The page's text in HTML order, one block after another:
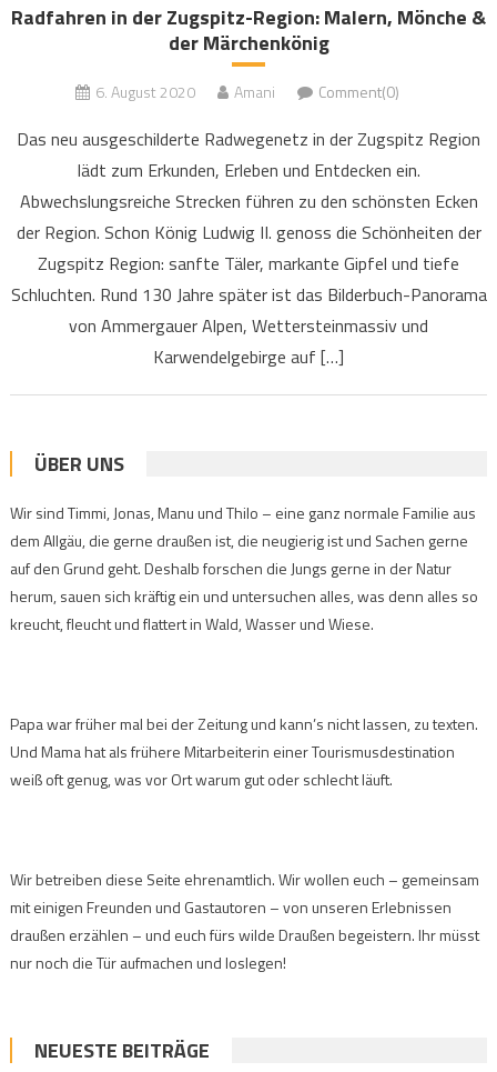
Radfahren in der Zugspitz-Region: Malern, Mönche &
der Märchenkönig
6. August 2020 Amani Comment(0)
Das neu ausgeschilderte Radwegenetz in der Zugspitz Region
lädt zum Erkunden, Erleben und Entdecken ein.
Abwechslungsreiche Strecken führen zu den schönsten Ecken
der Region. Schon König Ludwig II. genoss die Schönheiten der
Zugspitz Region: sanfte Täler, markante Gipfel und tiefe
Schluchten. Rund 130 Jahre später ist das Bilderbuch-Panorama
von Ammergauer Alpen, Wettersteinmassiv und
Karwendelgebirge auf […]
ÜBER UNS
Wir sind Timmi, Jonas, Manu und Thilo – eine ganz normale Familie aus
dem Allgäu, die gerne draußen ist, die neugierig ist und Sachen gerne
auf den Grund geht. Deshalb forschen die Jungs gerne in der Natur
herum, sauen sich kräftig ein und untersuchen alles, was denn alles so
kreucht, fleucht und flattert in Wald, Wasser und Wiese.
Papa war früher mal bei der Zeitung und kann’s nicht lassen, zu texten.
Und Mama hat als frühere Mitarbeiterin einer Tourismusdestination
weiß oft genug, was vor Ort warum gut oder schlecht läuft.
Wir betreiben diese Seite ehrenamtlich. Wir wollen euch – gemeinsam
mit einigen Freunden und Gastautoren – von unseren Erlebnissen
draußen erzählen – und euch fürs wilde Draußen begeistern. Ihr müsst
nur noch die Tür aufmachen und loslegen!
NEUESTE BEITRÄGE